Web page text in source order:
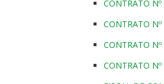
CONTRATO
CONTRATO
CONTRATO
CONTRATO